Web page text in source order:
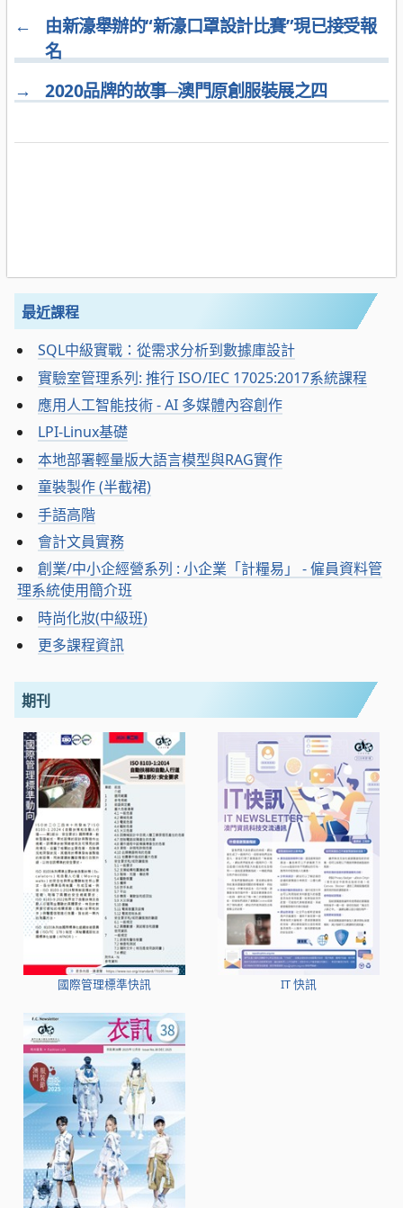
←
由新濠舉辦的“新濠口罩設計比賽”現已接受報
名
→
2020品牌的故事─澳門原創服裝展之四
最近課程
SQL中級實戰：從需求分析到數據庫設計
實驗室管理系列: 推行 ISO/IEC 17025:2017系統課程
應用人工智能技術 - AI 多媒體內容創作
LPI-Linux基礎
本地部署輕量版大語言模型與RAG實作
童裝製作 (半截裙)
手語高階
會計文員實務
創業/中小企經營系列 : 小企業「計糧易」 - 僱員資料管
理系統使用簡介班
時尚化妝(中級班)
更多課程資訊
期刊
國際管理標準快訊 IT 快訊